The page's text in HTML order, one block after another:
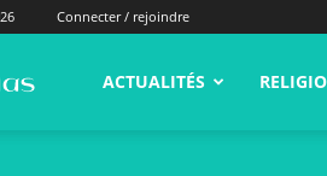
Connecter / rejoindre
alNas.fr ACTUALITÉS